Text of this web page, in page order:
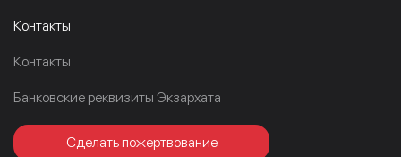
Контакты
Контакты
Банковские реквизиты Экзархата
Сделать пожертвование